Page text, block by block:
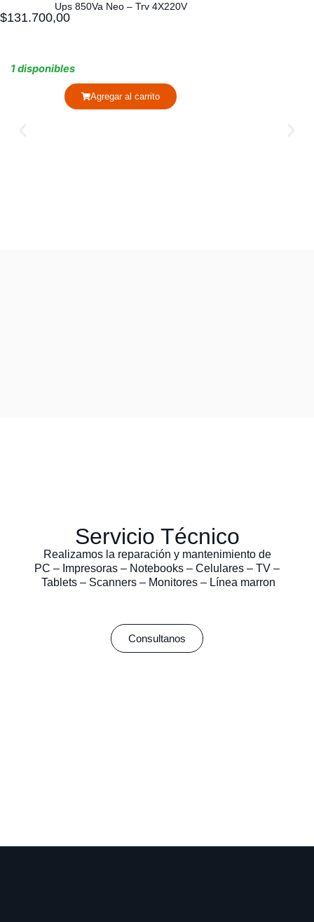
Ups 850Va Neo – Trv 4X220V
$131.700,00
1 disponibles
Agregar al carrito
Servicio Técnico
Realizamos la reparación y mantenimiento de
PC – Impresoras – Notebooks – Celulares – TV –
Tablets – Scanners – Monitores – Línea marron
Consultanos